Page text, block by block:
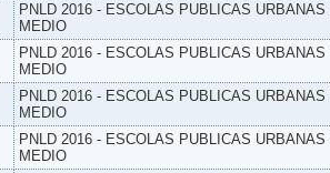
PNLD 2016 - ESCOLAS PUBLICAS URBANAS
MEDIO
PNLD 2016 - ESCOLAS PUBLICAS URBANAS
MEDIO
PNLD 2016 - ESCOLAS PUBLICAS URBANAS
MEDIO
PNLD 2016 - ESCOLAS PUBLICAS URBANAS
MEDIO